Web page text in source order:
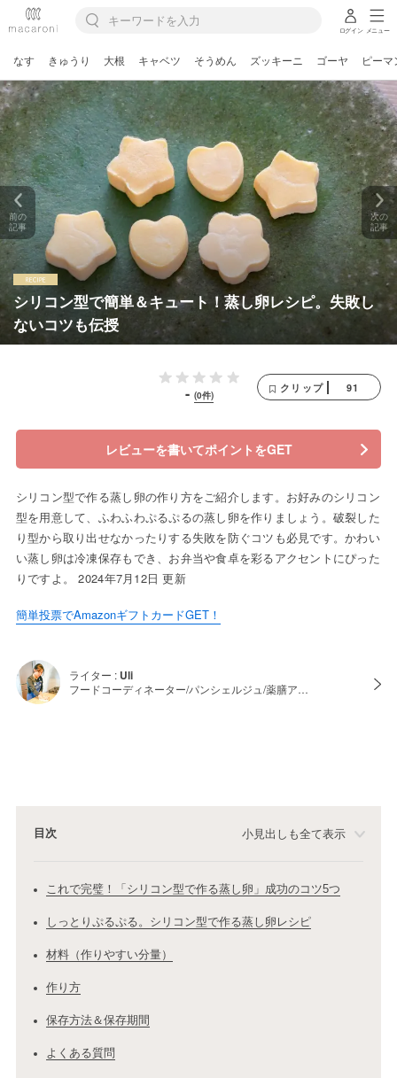
ログイン メニュー
なす きゅうり 大根 キャベツ そうめん ズッキーニ ゴーヤ ピーマ
シリコン型で簡単＆キュート！蒸し卵レシピ。失敗し
ないコツも伝授
前の
記事
次の
記事
- (0件)
クリップ 91
レビューを書いてポイントをGET
シリコン型で作る蒸し卵の作り方をご紹介します。お好みのシリコン
型を用意して、ふわふわぷるぷるの蒸し卵を作りましょう。破裂した
り型から取り出せなかったりする失敗を防ぐコツも必見です。かわい
い蒸し卵は冷凍保存もでき、お弁当や食卓を彩るアクセントにぴった
りですよ。 2024年7月12日 更新
簡単投票でAmazonギフトカードGET！
ライター : Uli
フードコーディネーター/パンシェルジュ/薬膳ア…
目次 小見出しも全て表示
これで完璧！「シリコン型で作る蒸し卵」成功のコツ5つ
しっとりぷるぷる。シリコン型で作る蒸し卵レシピ
材料（作りやすい分量）
作り方
保存方法＆保存期間
よくある質問